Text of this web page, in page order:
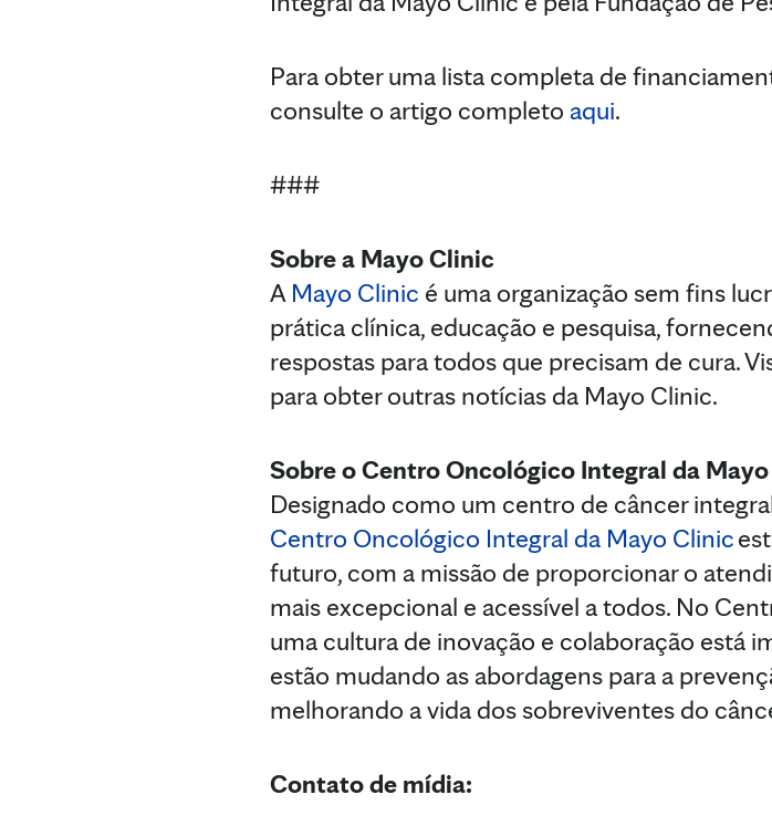
Para obter uma lista completa de
consulte o artigo completo aqui.
###
Sobre a Mayo Clinic
A Mayo Clinic é uma organização sem fins
prática clínica, educação e pesquisa,
respostas para todos que precisam de cura.
para obter outras notícias da Mayo Clinic.
Sobre o Centro Oncológico Integral da
Designado como um centro de câncer
Centro Oncológico Integral da Mayo Clinic
futuro, com a missão de proporcionar o
mais excepcional e acessível a todos. No
uma cultura de inovação e colaboração está
estão mudando as abordagens para a
melhorando a vida dos sobreviventes do
Contato de mídia: